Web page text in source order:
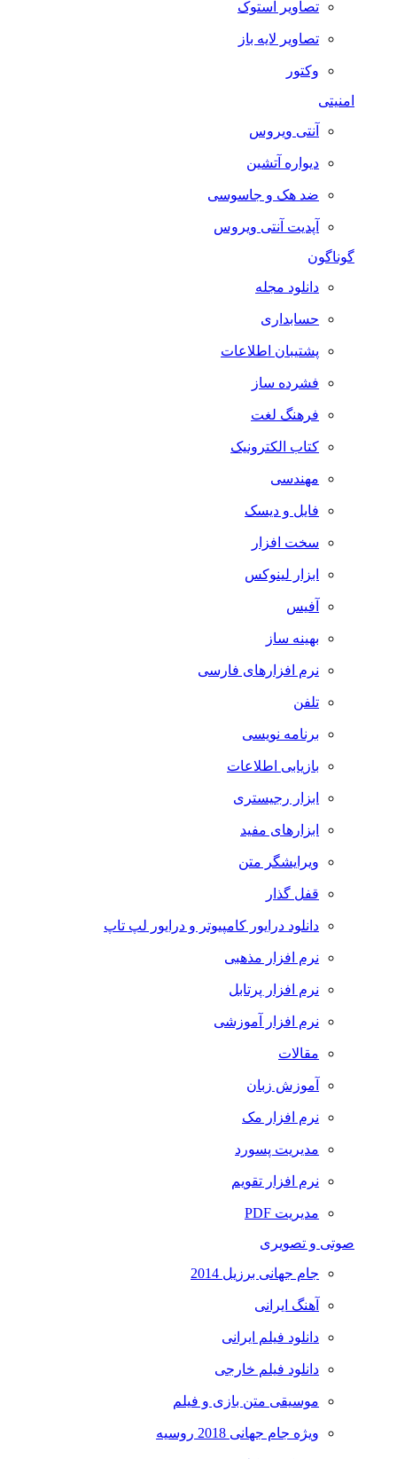
تصاویر استوک
تصاویر لایه باز
وکتور
امنیتی
آنتی ویروس
دیواره آتشین
ضد هک و جاسوسی
آپدیت آنتی ویروس
گوناگون
دانلود مجله
حسابداری
پشتیبان اطلاعات
فشرده ساز
فرهنگ لغت
کتاب الکترونیک
مهندسی
فایل و دیسک
سخت افزار
ابزار لینوکس
آفیس
بهینه ساز
نرم افزارهای فارسی
تلفن
برنامه نویسی
بازیابی اطلاعات
ابزار رجیستری
ابزارهای مفید
ویرایشگر متن
قفل گذار
دانلود درایور کامپیوتر و درایور لپ تاپ
نرم افزار مذهبی
نرم افزار پرتابل
نرم افزار آموزشی
مقالات
آموزش زبان
نرم افزار مک
مدیریت پسورد
نرم افزار تقویم
مدیریت PDF
صوتی و تصویری
جام جهانی برزیل 2014
آهنگ ایرانی
دانلود فیلم ایرانی
دانلود فیلم خارجی
موسیقی متن بازی و فیلم
ویژه جام جهانی 2018 روسیه